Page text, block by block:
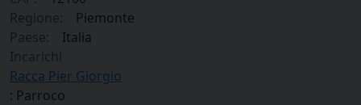
Regione:
Piemonte
Paese:
Italia
Incarichi
Racca Pier Giorgio
: Parroco